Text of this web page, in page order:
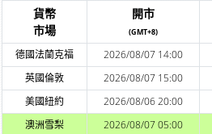
貨幣
市場
開市
(GMT+8)
德國法蘭克福 2026/08/07 14:00
英國倫敦
2026/08/07 15:00
美國紐約
2026/08/06 20:00
澳洲雪梨
2026/08/07 05:00